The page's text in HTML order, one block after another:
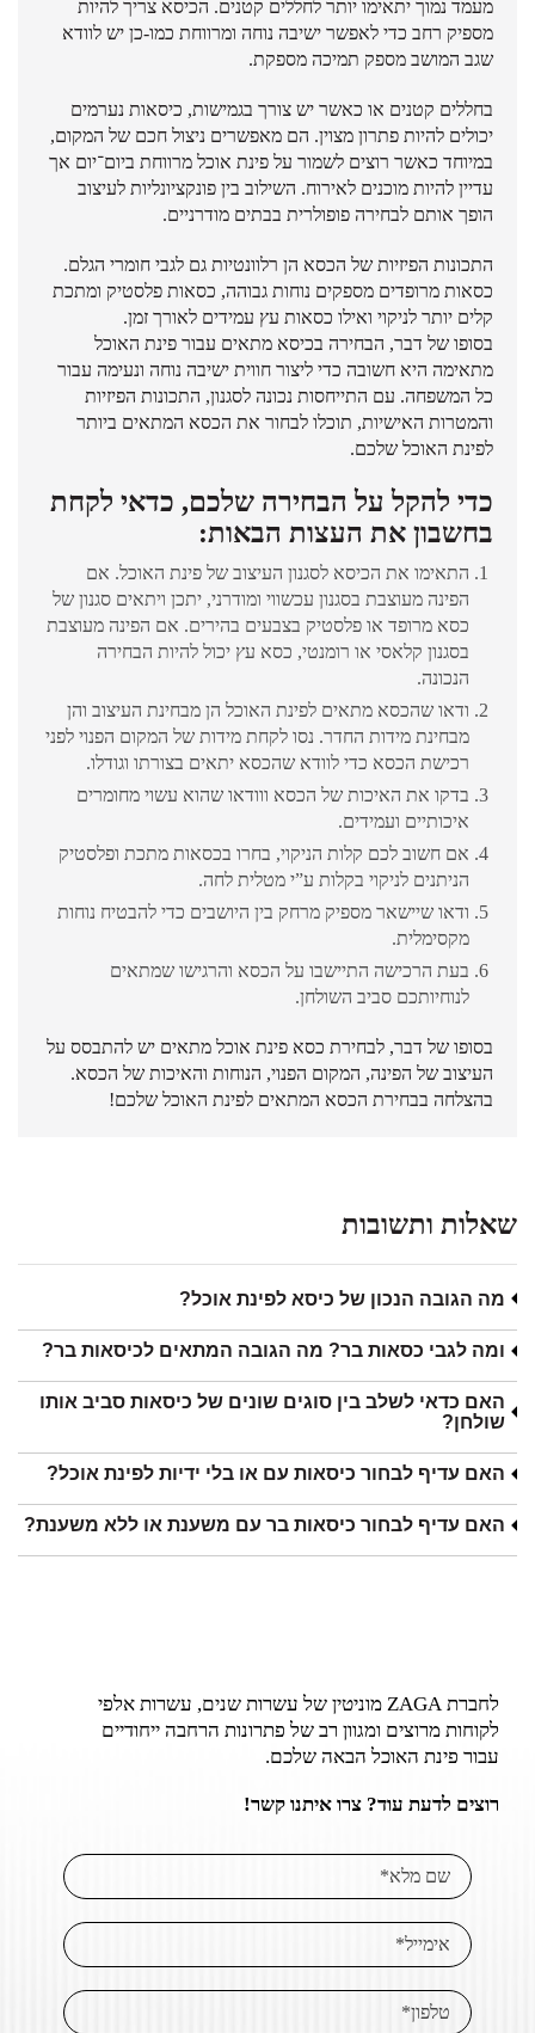
מעמד נמוך יתאימו יותר לחללים קטנים. הכיסא צריך להיות
מספיק רחב כדי לאפשר ישיבה נוחה ומרווחת כמו-כן יש לוודא
שגב המושב מספק תמיכה מספקת.
בחללים קטנים או כאשר יש צורך בגמישות, כיסאות נערמים
יכולים להיות פתרון מצוין. הם מאפשרים ניצול חכם של המקום,
במיוחד כאשר רוצים לשמור על פינת אוכל מרווחת ביום־יום אך
עדיין להיות מוכנים לאירוח. השילוב בין פונקציונליות לעיצוב
הופך אותם לבחירה פופולרית בבתים מודרניים.
התכונות הפיזיות של הכסא הן רלוונטיות גם לגבי חומרי הגלם.
כסאות מרופדים מספקים נוחות גבוהה, כסאות פלסטיק ומתכת
קלים יותר לניקוי ואילו כסאות עץ עמידים לאורך זמן.
בסופו של דבר, הבחירה בכיסא מתאים עבור פינת האוכל
מתאימה היא חשובה כדי ליצור חווית ישיבה נוחה ונעימה עבור
כל המשפחה. עם התייחסות נכונה לסגנון, התכונות הפיזיות
והמטרות האישיות, תוכלו לבחור את הכסא המתאים ביותר
לפינת האוכל שלכם.
כדי להקל על הבחירה שלכם, כדאי לקחת
בחשבון את העצות הבאות:
התאימו את הכיסא לסגנון העיצוב של פינת האוכל. אם
הפינה מעוצבת בסגנון עכשווי ומודרני, יתכן ויתאים סגנון של
כסא מרופד או פלסטיק בצבעים בהירים. אם הפינה מעוצבת
בסגנון קלאסי או רומנטי, כסא עץ יכול להיות הבחירה
הנכונה.
ודאו שהכסא מתאים לפינת האוכל הן מבחינת העיצוב והן
מבחינת מידות החדר. נסו לקחת מידות של המקום הפנוי לפני
רכישת הכסא כדי לוודא שהכסא יתאים בצורתו וגודלו.
בדקו את האיכות של הכסא ווודאו שהוא עשוי מחומרים
איכותיים ועמידים.
אם חשוב לכם קלות הניקוי, בחרו בכסאות מתכת ופלסטיק
הניתנים לניקוי בקלות ע”י מטלית לחה.
ודאו שיישאר מספיק מרחק בין היושבים כדי להבטיח נוחות
מקסימלית.
בעת הרכישה התיישבו על הכסא והרגישו שמתאים
לנוחיותכם סביב השולחן.
בסופו של דבר, לבחירת כסא פינת אוכל מתאים יש להתבסס על
העיצוב של הפינה, המקום הפנוי, הנוחות והאיכות של הכסא.
בהצלחה בבחירת הכסא המתאים לפינת האוכל שלכם!
שאלות ותשובות
מה הגובה הנכון של כיסא לפינת אוכל?
ומה לגבי כסאות בר? מה הגובה המתאים לכיסאות בר?
האם כדאי לשלב בין סוגים שונים של כיסאות סביב אותו
שולחן?
האם עדיף לבחור כיסאות עם או בלי ידיות לפינת אוכל?
האם עדיף לבחור כיסאות בר עם משענת או ללא משענת?
לחברת ZAGA מוניטין של עשרות שנים, עשרות אלפי
לקוחות מרוצים ומגוון רב של פתרונות הרחבה ייחודיים
עבור פינת האוכל הבאה שלכם.
רוצים לדעת עוד? צרו איתנו קשר!